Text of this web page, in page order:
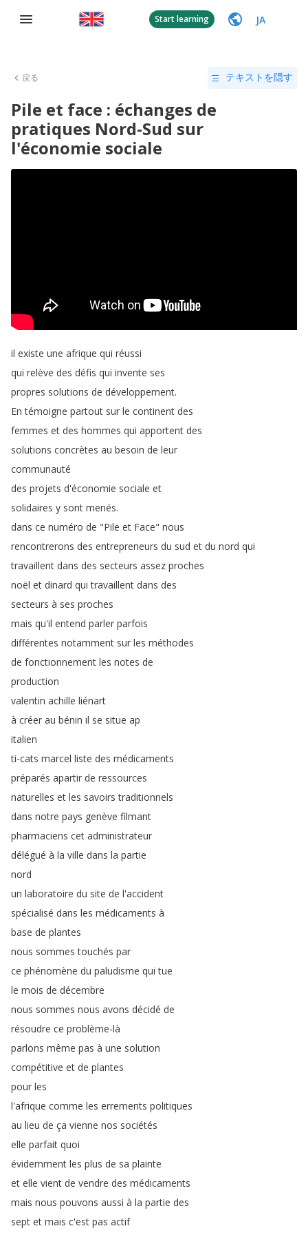
Start learning JA
戻る テキストを隠す
Pile et face : échanges de
pratiques Nord-Sud sur
l'économie sociale
il existe une afrique qui réussi
qui relève des défis qui invente ses
propres solutions de développement.
En témoigne partout sur le continent des
femmes et des hommes qui apportent des
solutions concrètes au besoin de leur
communauté
des projets d'économie sociale et
solidaires y sont menés.
dans ce numéro de "Pile et Face" nous
rencontrerons des entrepreneurs du sud et du nord qui
travaillent dans des secteurs assez proches
noël et dinard qui travaillent dans des
secteurs à ses proches
mais qu'il entend parler parfois
différentes notamment sur les méthodes
de fonctionnement les notes de
production
valentin achille liénart
à créer au bénin il se situe ap
italien
ti-cats marcel liste des médicaments
préparés apartir de ressources
naturelles et les savoirs traditionnels
dans notre pays genève filmant
pharmaciens cet administrateur
délégué à la ville dans la partie
nord
un laboratoire du site de l'accident
spécialisé dans les médicaments à
base de plantes
nous sommes touchés par
ce phénomène du paludisme qui tue
le mois de décembre
nous sommes nous avons décidé de
résoudre ce problème-là
parlons même pas à une solution
compétitive et de plantes
pour les
l'afrique comme les errements politiques
au lieu de ça vienne nos sociétés
elle parfait quoi
évidemment les plus de sa plainte
et elle vient de vendre des médicaments
mais nous pouvons aussi à la partie des
sept et mais c'est pas actif